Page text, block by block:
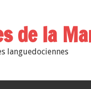
de la
languedociennes